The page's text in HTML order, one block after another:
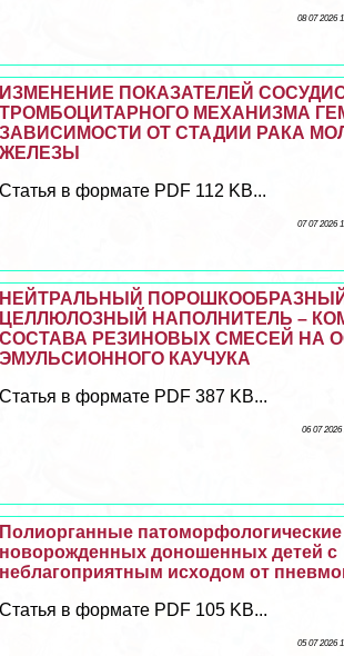
08 07 2026
ИЗМЕНЕНИЕ ПОКАЗАТЕЛЕЙ
ТРОМБОЦИТАРНОГО МЕХАНИЗМА
ЗАВИСИМОСТИ ОТ СТАДИИ РАКА
ЖЕЛЕЗЫ
Статья в формате PDF 112 KB...
07 07 2026
НЕЙТРАЛЬНЫЙ ПОРОШКООБРАЗНЫЙ
ЦЕЛЛЮЛОЗНЫЙ НАПОЛНИТЕЛЬ –
СОСТАВА РЕЗИНОВЫХ СМЕСЕЙ НА
ЭМУЛЬСИОННОГО КАУЧУКА
Статья в формате PDF 387 KB...
06 07 2026
Полиорганные
новорожденных доношенных детей с
нeблагоприятным исходом от
Статья в формате PDF 105 KB...
05 07 2026